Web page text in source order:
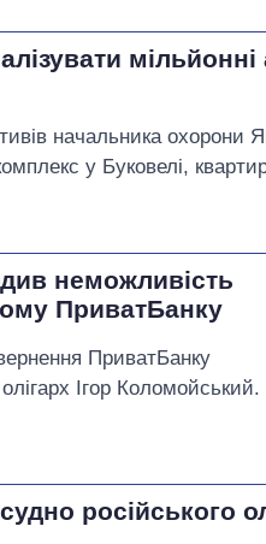
начальника охорони
у Буковелі,
неможливість
ПриватБанку
ПриватБанку
Ігор Коломойський.
російського